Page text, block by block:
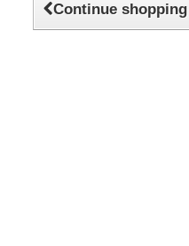
Continue shopping